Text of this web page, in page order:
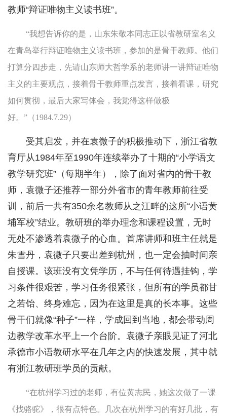
教师“辩证唯物主义读书班”。
“我想告诉你的是，山东朱敬本同志正以省教研室名义
在青岛举行辩证唯物主义读书班，参加的是骨干教师。他们
打算分四步走，先请山东师大哲学系的老师讲一讲辩证唯物
主义的主要观点，接着骨干教师重点发言，接着看课，研究
如何贯彻，最后大家写体会，我觉得这样做极
好。”（1984.7.29）
受其启发，并在袁微子的积极推动下，浙江省教
育厅从1984年至1990年连续举办了十期的“小学语文
教学研究班”（每期半年），除了面对省内的骨干教
师，袁微子还推荐一部分外省市的青年教师前往受
训，前后一共有350余名教师从之江畔的这所“小语黄
埔军校”结业。教研班的举办理念和课程设置，无时
无处不渗透着袁微子的心血。首席讲师和班主任就是
朱雪丹，袁微子只要出差到杭州，也一定会抽时间亲
自授课。该班没有文凭学历，不与任何待遇挂钩，学
习条件很艰苦，学习任务很紧张，但所有的学员都甘
之若饴、终身难忘，因为在这里是真的长本事。这些
骨干们就像“种子”一样，学成回到当地，都会带动周
边教学改革水平上一个台阶。袁微子亲眼见证了河北
承德市小语教研水平在几年之内的快速发展，其中就
有浙江教研班学员的贡献。
“在杭州学习过的老师，有位黄志民，她这次做了一课
《找骆驼》，很有点特色。几次在杭州学习的有好几批，有